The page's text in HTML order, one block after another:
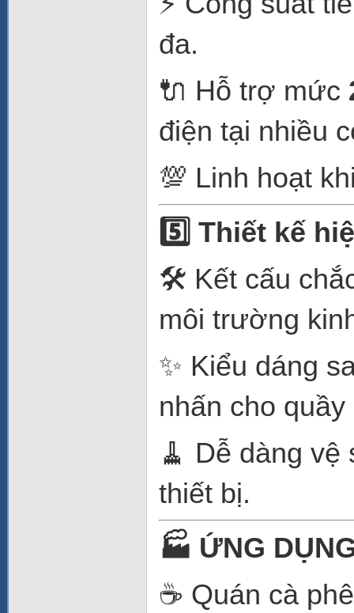
đa.
🔌 Hỗ trợ mức
điện tại nhiều
💯 Linh hoạt
5️ Thiết kế
🛠️ Kết cấu
môi trường
✨ Kiểu dáng
nhấn cho quầy
🧹 Dễ dàng
thiết bị.
🏭 ỨNG
☕ Quán cà